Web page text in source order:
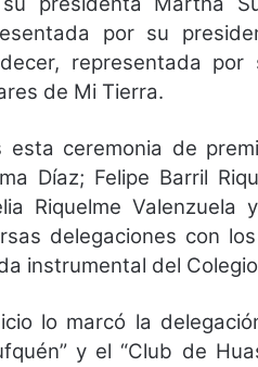
por su
representada
de Mi Tierra.
esta ceremonia de
Díaz; Felipe Barril
Riquelme
delegaciones con
instrumental del
lo marcó la
y el “Club de